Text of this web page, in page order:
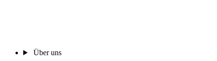
Über uns